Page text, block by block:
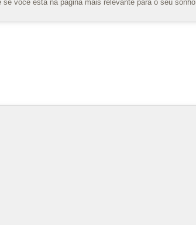
você está na página mais relevante para o seu sonho.